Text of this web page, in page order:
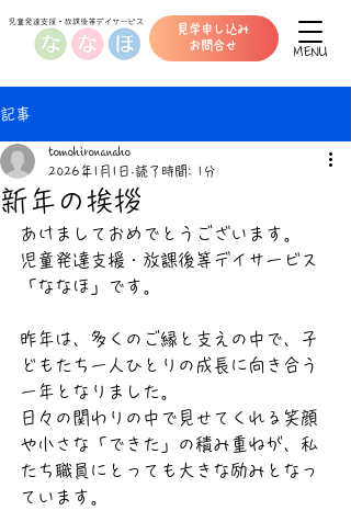
MENU
見学申し込み
​お問合せ
記事
新年の挨拶
tomohironanaho
2026年1月1日 読了時間: 1分
あけましておめでとうございます。
児童発達支援・放課後等デイサービス
「ななほ」です。
昨年は、多くのご縁と支えの中で、子
どもたち一人ひとりの成長に向き合う
一年となりました。
日々の関わりの中で見せてくれる笑顔
や小さな「できた」の積み重ねが、私
たち職員にとっても大きな励みとなっ
ています。